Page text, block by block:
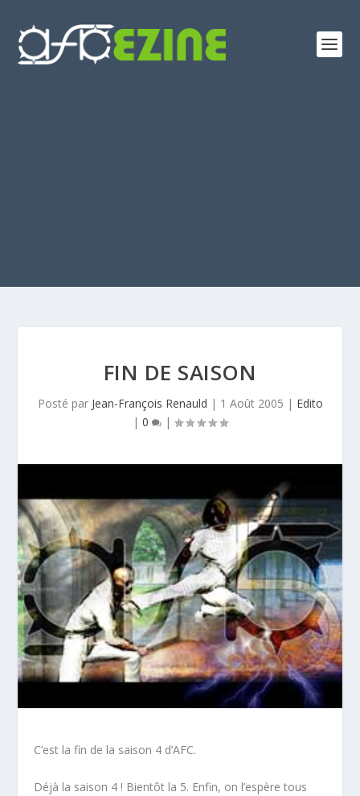
FIN DE SAISON
Posté par Jean-François Renauld | 1 Août 2005 | Edito
| 0 |
C’est la fin de la saison 4 d’AFC.
Déjà la saison 4 ! Bientôt la 5. Enfin, on l’espère tous